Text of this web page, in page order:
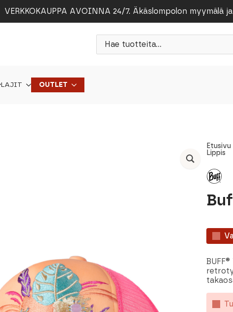
VERKKOKAUPPA AVOINNA 24/7. Äkäslompolon myymälä
Products
search
LAJIT OUTLET
Etusivu
Lippis